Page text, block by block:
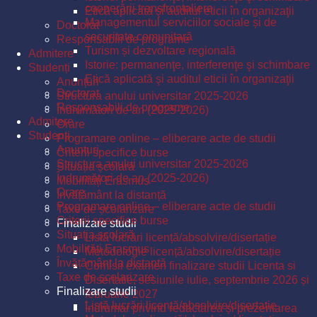
Etică aplicată şi auditul eticii în organizaţii
Doctorat
Responsabili de programe
Admitere
Studenți
Anunțuri
Structura anului universitar 2025-2026
Îndrumători de an (2025-2026)
Orare
Programare online – eliberare acte de studii
Criterii specifice burse
Situația școlară
Mobilități Erasmus
Învățământ la distanță
Taxe de școlarizare
Finalizare studii
Listă lucrări licență/absolvire/disertație
Metodologie licență/absolvire/disertație
Comisii examen finalizare studii Licenta si
Disertatie, sesiunile iulie, septembrie 2026 și
februarie 2027
Îndrumar privind redactarea și prezentarea
cooperării transfrontaliere
Managementul serviciilor sociale și de
securitate comunitară
Turism și dezvoltare regională
Istorie: permanenţe, interferenţe şi schimbare
Etică aplicată şi auditul eticii în organizaţii
Doctorat
Responsabili de programe
Admitere
Studenți
Anunțuri
Structura anului universitar 2025-2026
Îndrumători de an (2025-2026)
Orare
Programare online – eliberare acte de studii
Criterii specifice burse
Situația școlară
Mobilități Erasmus
Învățământ la distanță
Taxe de școlarizare
Finalizare studii
Listă lucrări licență/absolvire/disertație